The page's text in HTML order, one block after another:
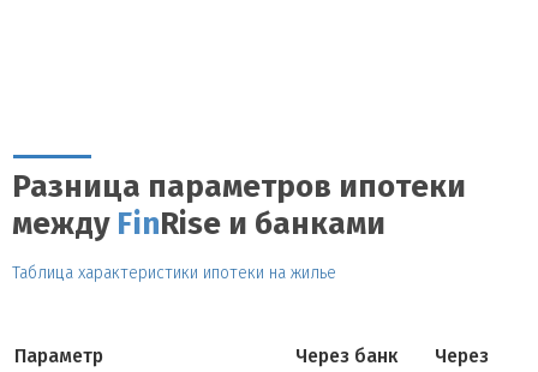
Разница параметров ипотеки
между Fin Rise и банками
Таблица характеристики ипотеки на жилье
Параметр Через банк
Через